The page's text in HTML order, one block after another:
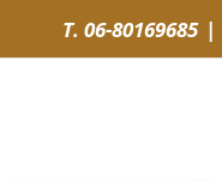
T. 06-80169685 |